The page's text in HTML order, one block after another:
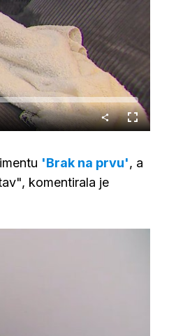
Cijeli
zaslon
'Brak na prvu', a
komentirala je